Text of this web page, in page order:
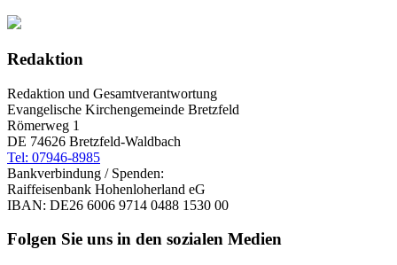
Redaktion
Redaktion und Gesamtverantwortung
Evangelische Kirchengemeinde Bretzfeld
Römerweg 1
DE 74626 Bretzfeld-Waldbach
Tel: 07946-8985
Bankverbindung / Spenden:
Raiffeisenbank Hohenloherland eG
IBAN: DE26 6006 9714 0488 1530 00
Folgen Sie uns in den sozialen Medien